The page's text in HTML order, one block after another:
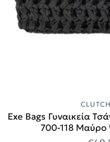
Exe Bags Γυναικεία
700-118 Μαύρο